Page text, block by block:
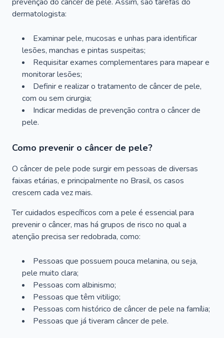
dermatologista:
Examinar pele, mucosas e unhas para identificar
lesões, manchas e pintas suspeitas;
Requisitar exames complementares para mapear e
monitorar lesões;
Definir e realizar o tratamento de câncer de pele,
com ou sem cirurgia;
Indicar medidas de prevenção contra o câncer de
pele.
Como prevenir o câncer de pele?
O câncer de pele pode surgir em pessoas de diversas
faixas etárias, e principalmente no Brasil, os casos
crescem cada vez mais.
Ter cuidados específicos com a pele é essencial para
prevenir o câncer, mas há grupos de risco no qual a
atenção precisa ser redobrada, como:
Pessoas que possuem pouca melanina, ou seja,
pele muito clara;
Pessoas com albinismo;
Pessoas que têm vitiligo;
Pessoas com histórico de câncer de pele na família;
Pessoas que já tiveram câncer de pele.